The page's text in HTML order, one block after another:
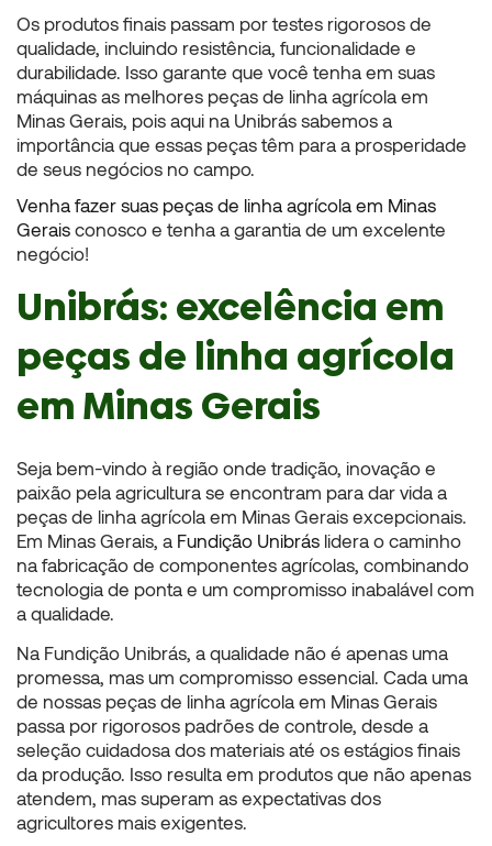
Os produtos finais passam por testes rigorosos de
qualidade, incluindo resistência, funcionalidade e
durabilidade. Isso garante que você tenha em suas
máquinas as melhores peças de linha agrícola em
Minas Gerais, pois aqui na Unibrás sabemos a
importância que essas peças têm para a prosperidade
de seus negócios no campo.
Venha fazer suas peças de linha agrícola em Minas
Gerais conosco e tenha a garantia de um excelente
negócio!
Unibrás: excelência em
peças de linha agrícola
em Minas Gerais
Seja bem-vindo à região onde tradição, inovação e
paixão pela agricultura se encontram para dar vida a
peças de linha agrícola em Minas Gerais excepcionais.
Em Minas Gerais, a Fundição Unibrás lidera o caminho
na fabricação de componentes agrícolas, combinando
tecnologia de ponta e um compromisso inabalável com
a qualidade.
Na Fundição Unibrás, a qualidade não é apenas uma
promessa, mas um compromisso essencial. Cada uma
de nossas peças de linha agrícola em Minas Gerais
passa por rigorosos padrões de controle, desde a
seleção cuidadosa dos materiais até os estágios finais
da produção. Isso resulta em produtos que não apenas
atendem, mas superam as expectativas dos
agricultores mais exigentes.